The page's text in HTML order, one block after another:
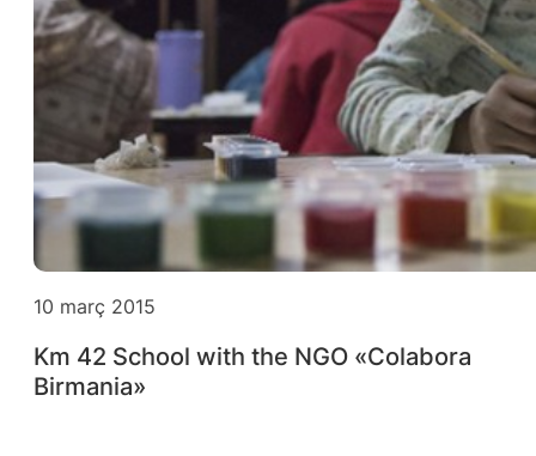
10 març 2015
Km 42 School with the NGO «Colabora
Birmania»